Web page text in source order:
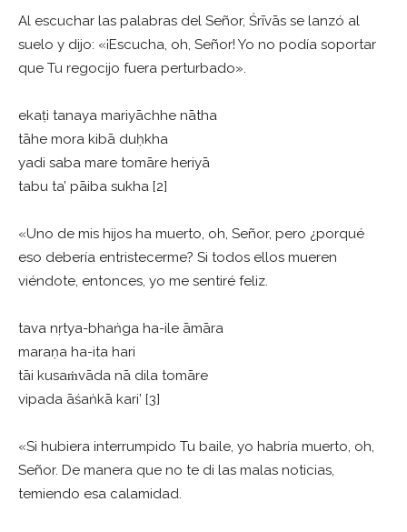
Al escuchar las palabras del Señor, Śrīvās se lanzó al
suelo y dijo: «¡Escucha, oh, Señor! Yo no podía soportar
que Tu regocijo fuera perturbado».
ekaṭi tanaya mariyāchhe nātha
tāhe mora kibā duḥkha
yadi saba mare tomāre heriyā
tabu ta’ pāiba sukha [2]
«Uno de mis hijos ha muerto, oh, Señor, pero ¿porqué
eso debería entristecerme? Si todos ellos mueren
viéndote, entonces, yo me sentiré feliz.
tava nṛtya-bhaṅga ha-ile āmāra
maraṇa ha-ita hari
tāi kusaṁvāda nā dila tomāre
vipada āśaṅkā kari’ [3]
«Si hubiera interrumpido Tu baile, yo habría muerto, oh,
Señor. De manera que no te di las malas noticias,
temiendo esa calamidad.